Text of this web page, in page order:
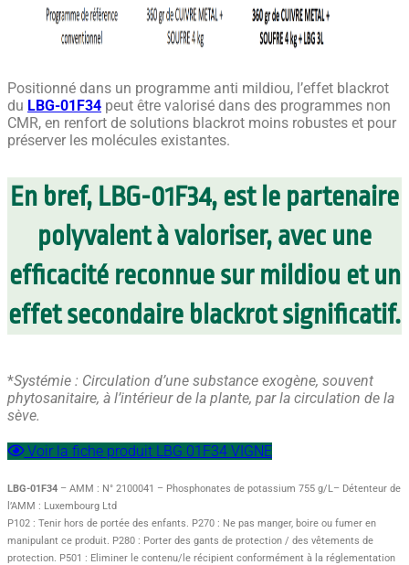
Positionné dans un programme anti mildiou, l’effet blackrot
du LBG-01F34 peut être valorisé dans des programmes non
CMR, en renfort de solutions blackrot moins robustes et pour
préserver les molécules existantes.
En bref, LBG-01F34, est le partenaire
polyvalent à valoriser, avec une
efficacité reconnue sur mildiou et un
effet secondaire blackrot significatif.
*Systémie : Circulation d’une substance exogène, souvent
phytosanitaire, à l’intérieur de la plante, par la circulation de la
sève.
Voir la fiche produit LBG 01F34 VIGNE
LBG-01F34 – AMM : N° 2100041 – Phosphonates de potassium 755 g/L– Détenteur de
l’AMM : Luxembourg Ltd
P102 : Tenir hors de portée des enfants. P270 : Ne pas manger, boire ou fumer en
manipulant ce produit. P280 : Porter des gants de protection / des vêtements de
protection. P501 : Eliminer le contenu/le récipient conformément à la réglementation